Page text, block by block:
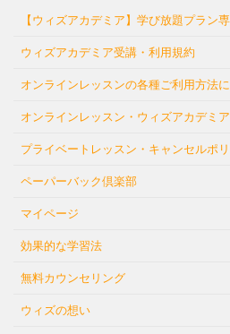
【ウィズアカデミア】学び放題プラン
ウィズアカデミア受講・利用規約
オンラインレッスンの各種ご利用方法
オンラインレッスン・ウィズアカデミア
プライベートレッスン・キャンセルポ
ペーパーバック倶楽部
マイページ
効果的な学習法
無料カウンセリング
ウィズの想い